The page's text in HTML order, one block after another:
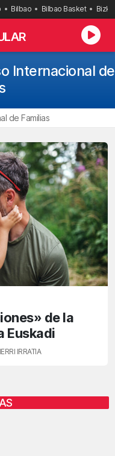
Bilbao Bilbao Basket
Internacional de
de Familias
de la
Euskadi
IRRATIA